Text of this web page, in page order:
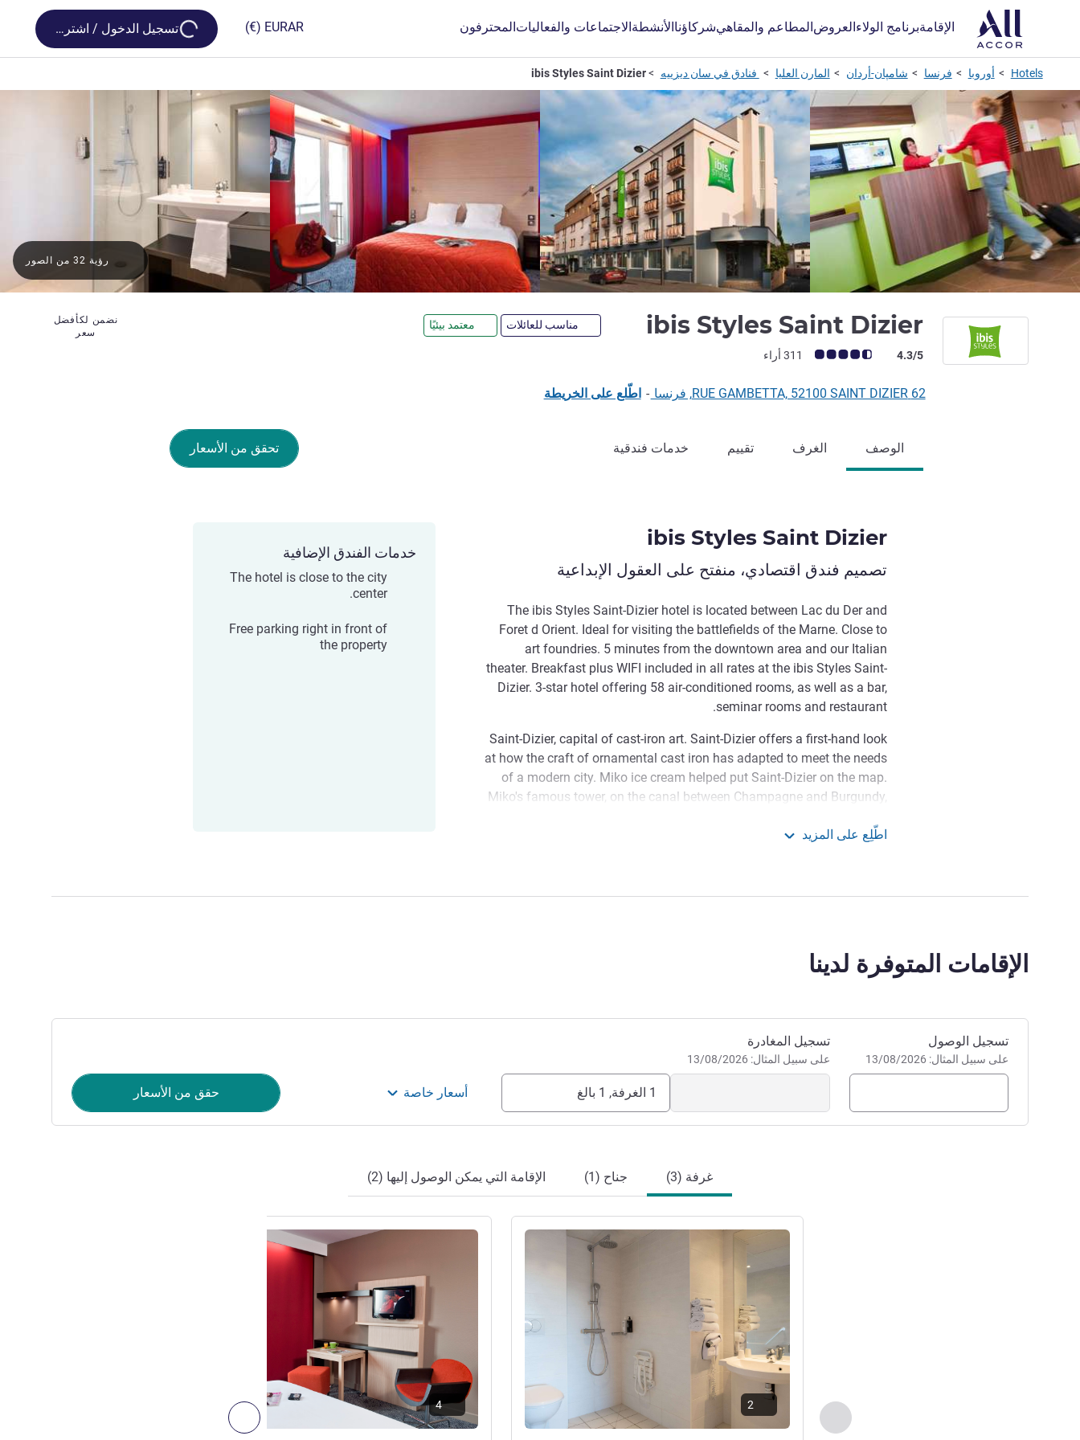
الإقامةبرنامج الولاءالعروضالمطاعم والمقاهيشركاؤناالأنشطةالاجتماعات والفعالياتالمحترفون AR
EUR
(€)
Loading...
تسجيل الدخول / اشترك
Hotels أوروبا فرنسا شامپان-أردان المارن العليا فنادق في سان ديزييه ibis Styles Saint Dizier
ibis Styles Saint Dizier مناسب للعائلات معتمد بيئيًا
ملاحظة أراء العملاء (رأي ALL)
4.3/5 311 أراء
نضمن لكأفضل
سعر
رؤية 32 من الصور
62 RUE GAMBETTA, 52100 SAINT DIZIER, فرنسا - اطّلع على الخريطة
تحقق من الأسعار الوصف الغرف تقييم خدمات فندقية
ibis Styles Saint Dizier
تصميم فندق اقتصادي، منفتح على العقول الإبداعية
The ibis Styles Saint-Dizier hotel is located between Lac du Der and
Foret d Orient. Ideal for visiting the battlefields of the Marne. Close to
art foundries. 5 minutes from the downtown area and our Italian
theater. Breakfast plus WIFI included in all rates at the ibis Styles Saint-
Dizier. 3-star hotel offering 58 air-conditioned rooms, as well as a bar,
seminar rooms and restaurant.
Saint-Dizier, capital of cast-iron art. Saint-Dizier offers a first-hand look
at how the craft of ornamental cast iron has adapted to meet the needs
of a modern city. Miko ice cream helped put Saint-Dizier on the map.
Miko's famous tower, on the canal between Champagne and Burgundy,
upper level.
اطّلِع على المزيد
خدمات الفندق الإضافية
The hotel is close to the city
center.
Free parking right in front of
the property
الإقامات المتوفرة لدينا
احجز في هذا الفندق
تسجيل الوصول
على سبيل المثال: 13/08/2026
تسجيل المغادرة
على سبيل المثال: 13/08/2026
1 الغرفة, 1 بالغ أسعار خاصة حقق من الأسعار
غرفة (3) جناح (1) الإقامة التي يمكن الوصول إليها (2)
السابق - غرفة التالي - غرفة
راجع التفاصيل راجع التفاصيل
4